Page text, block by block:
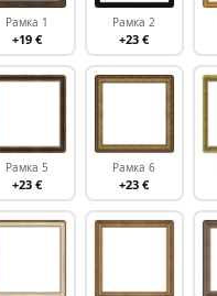
Рамка 1
+19 €
Рамка 2
+23 €
Рамка 5
+23 €
Рамка 6
+23 €